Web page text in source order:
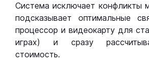
Система исключает конфликты
подсказывает оптимальные
процессор и видеокарту для
играх) и сразу
стоимость.